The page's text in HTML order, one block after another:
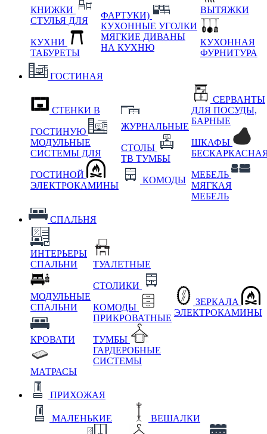
КНИЖКИ
СТУЛЬЯ ДЛЯ
КУХНИ
ТАБУРЕТЫ
ФАРТУКИ)
КУХОННЫЕ УГОЛКИ
МЯГКИЕ ДИВАНЫ
НА КУХНЮ
ВЫТЯЖКИ
КУХОННАЯ
ФУРНИТУРА
ГОСТИНАЯ
СТЕНКИ В
ГОСТИНУЮ
МОДУЛЬНЫЕ
СИСТЕМЫ ДЛЯ
ГОСТИНОЙ
ЭЛЕКТРОКАМИНЫ
ЖУРНАЛЬНЫЕ
СТОЛЫ
ТВ ТУМБЫ
КОМОДЫ
СЕРВАНТЫ
ДЛЯ ПОСУДЫ,
БАРНЫЕ
ШКАФЫ
МЕБЕЛЬ
МЯГКАЯ
МЕБЕЛЬ
СПАЛЬНЯ
ИНТЕРЬЕРЫ
СПАЛЬНИ
МОДУЛЬНЫЕ
СПАЛЬНИ
КРОВАТИ
МАТРАСЫ
ТУАЛЕТНЫЕ
СТОЛИКИ
КОМОДЫ
ПРИКРОВАТНЫЕ
ТУМБЫ
ГАРДЕРОБНЫЕ
СИСТЕМЫ
ЗЕРКАЛА
ЭЛЕКТРОКАМИНЫ
ПРИХОЖАЯ
МАЛЕНЬКИЕ ВЕШАЛКИ